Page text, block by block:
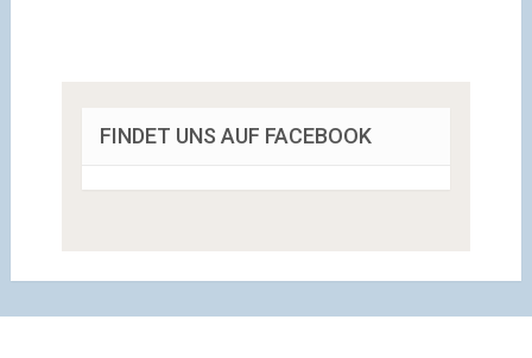
FINDET UNS AUF FACEBOOK